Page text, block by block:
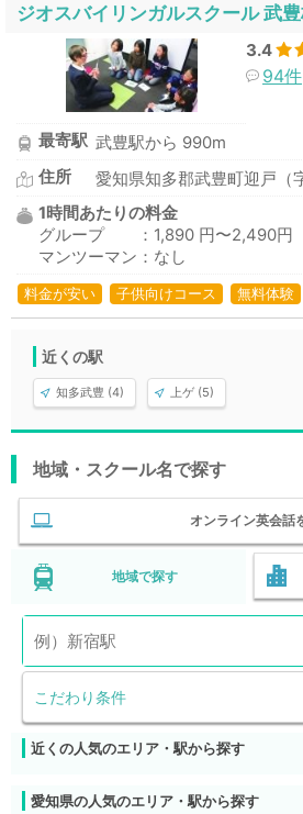
ジオスバイリンガルスクール 武
3.4
94件
最寄駅 武豊駅から 990m
住所
愛知県知多郡武豊町迎戸（
1時間あたりの料金
グループ ：1,890 円〜2,490円
マンツーマン：なし
料金が安い 子供向けコース 無料体験
近くの駅
知多武豊 (4) 上ゲ (5)
地域・スクール名で探す
オンライン英会話
地域で探す
こだわり条件
近くの人気のエリア・駅から探す
愛知県の人気のエリア・駅から探す